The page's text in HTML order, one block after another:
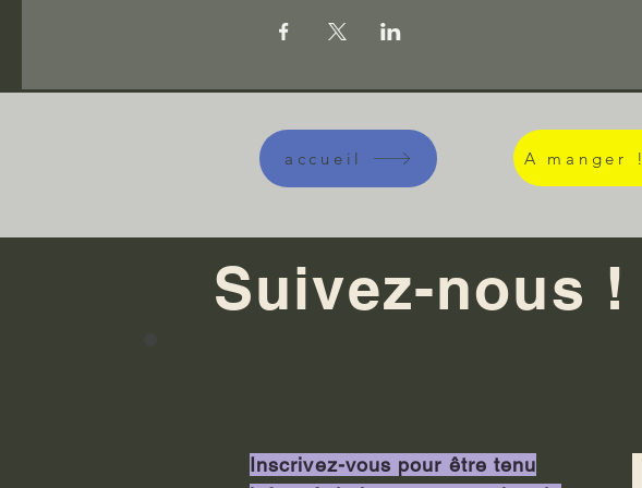
accueil A manger !
Suivez-nous !
Inscrivez-vous pour être tenu